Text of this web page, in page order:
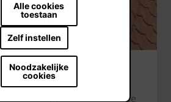
Alle cookies
toestaan
Zelf instellen
Noodzakelijke
cookies
van gevel-,
op de verschillende